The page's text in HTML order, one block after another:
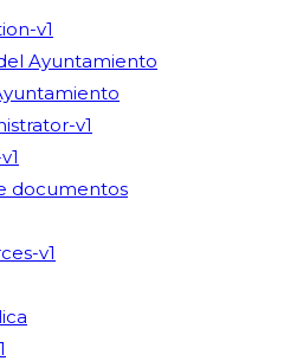
v1
Ayuntamiento
v1
documentos
v1